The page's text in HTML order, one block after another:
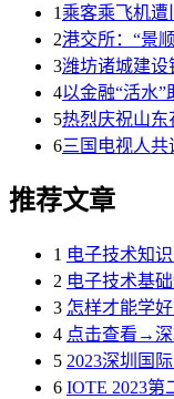
1 乘客乘飞机遭
2港交所：“景
3潍坊诸城建设
4以金融“活水”
5热烈庆祝山东
6三国电视人共
推荐文章
1 电子技术知
2 电子技术基
3 怎样才能学好
4 点击查看→深
5 2023深圳国
6 IOTE 2023第